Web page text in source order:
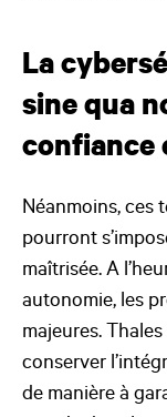
La
sine qua
confiance
Néanmoins, ces
pourront
maîtrisée. A
autonomie, les
majeures.
conserver
de manière à